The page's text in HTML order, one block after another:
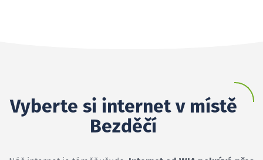
Vyberte si internet v místě
Bezděčí